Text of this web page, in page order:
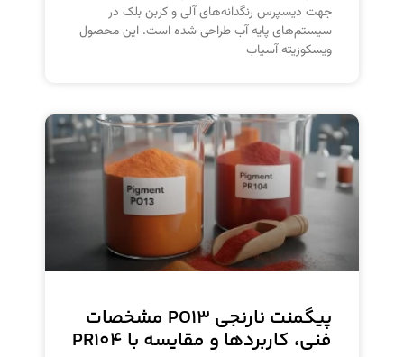
جهت دیسپرس رنگدانه‌های آلی و کربن بلک در
سیستم‌های پایه آب طراحی شده است. این محصول
ویسکوزیته آسیاب
پیگمنت نارنجی PO۱۳ مشخصات
فنی، کاربردها و مقایسه با PR۱۰۴